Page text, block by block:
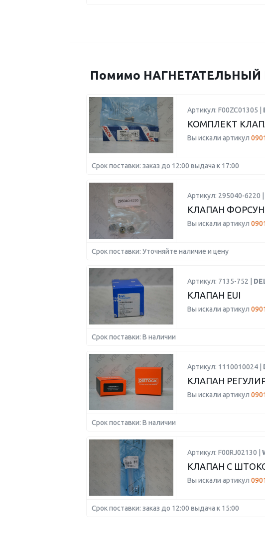
Помимо НАГНЕТАТЕЛЬНЫЙ
Артикул: F00ZC01305 |
КОМПЛЕКТ
Вы искали артикул
Срок поставки: заказ до 12:00 выдача к 17:00
Артикул: 295040-6220 |
КЛАПАН
Вы искали артикул
Срок поставки: Уточняйте наличие и цену
Артикул: 7135-752 |
КЛАПАН EUI
Вы искали артикул
Срок поставки: В наличии
Артикул: 1110010024 |
КЛАПАН
Вы искали артикул
Срок поставки: В наличии
Артикул: F00RJ02130 |
КЛАПАН С
Вы искали артикул
Срок поставки: заказ до 12:00 выдача к 15:00